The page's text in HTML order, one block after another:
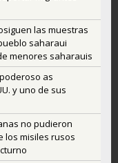
las muestras
saharaui
menores saharauis
as
y uno de sus
no pudieron
los misiles rusos